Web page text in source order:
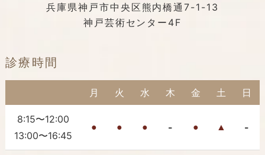
兵庫県神戸市中央区熊内橋通7-1-13
神戸芸術センター4F
診療時間
月 火 水 木 金 土 日
8:15〜12:00
13:00〜16:45
● ● ● - ● ▲ -